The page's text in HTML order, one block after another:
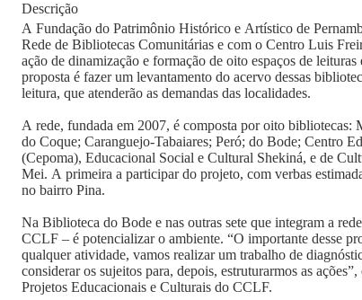
Descrição
A Fundação do Patrimônio Histórico e Artístico de
Rede de Bibliotecas Comunitárias e com o Centro Luis
ação de dinamização e formação de oito espaços de
proposta é fazer um levantamento do acervo dessas
leitura, que atenderão as demandas das localidades.
A rede, fundada em 2007, é composta por oito
do Coque; Caranguejo-Tabaiares; Peró; do Bode; Centro
(Cepoma), Educacional Social e Cultural Shekiná, e de
Mei. A primeira a participar do projeto, com verbas
no bairro Pina.
Na Biblioteca do Bode e nas outras sete que integram a
CCLF – é potencializar o ambiente. “O importante desse
qualquer atividade, vamos realizar um trabalho de
considerar os sujeitos para, depois, estruturarmos as
Projetos Educacionais e Culturais do CCLF.